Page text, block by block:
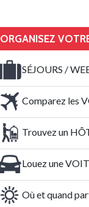
ORGANISEZ
SÉJOURS /
Comparez les
Trouvez un
Louez une
Où et quand